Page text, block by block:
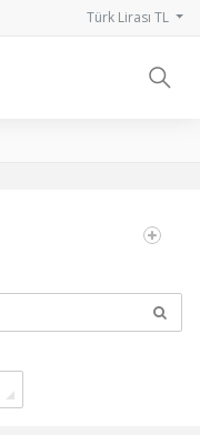
Türk Lirası TL